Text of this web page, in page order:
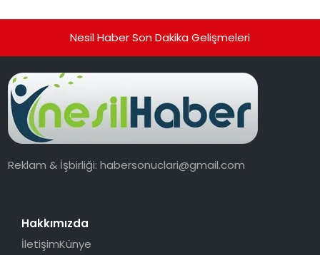
Nesil Haber Son Dakika Gelişmeleri
Reklam & İşbirliği:habersonuclari@gmail.com
Hakkımızda
İletişimKünye